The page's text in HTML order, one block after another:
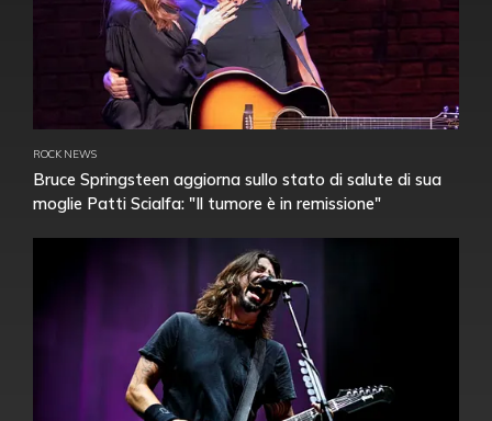
ROCK NEWS
Bruce Springsteen aggiorna sullo stato di salute di sua
moglie Patti Scialfa: "Il tumore è in remissione"